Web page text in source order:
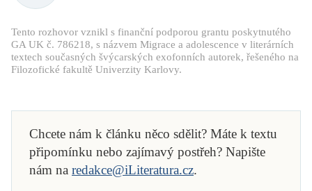
Tento rozhovor vznikl s finanční podporou grantu poskytnutého
GA UK č. 786218, s názvem Migrace a adolescence v literárních
textech současných švýcarských exofonních autorek, řešeného na
Filozofické fakultě Univerzity Karlovy.
Chcete nám k článku něco sdělit? Máte k textu
připomínku nebo zajímavý postřeh? Napište
nám na redakce@iLiteratura.cz.